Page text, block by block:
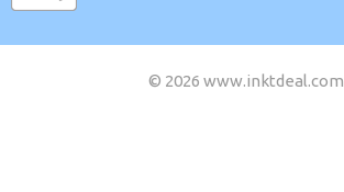
© 2026 www.inktdeal.com